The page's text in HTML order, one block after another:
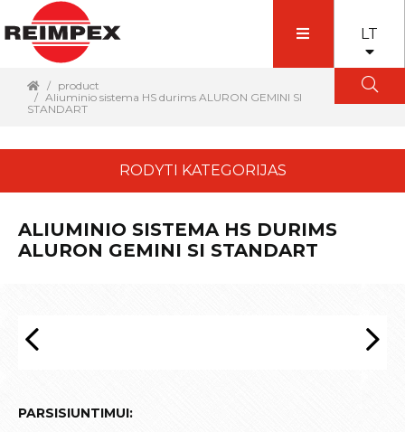
LT
product
Aliuminio sistema HS durims ALURON GEMINI SI
STANDART
RODYTI KATEGORIJAS
ALIUMINIO SISTEMA HS DURIMS
ALURON GEMINI SI STANDART
PARSISIUNTIMUI: